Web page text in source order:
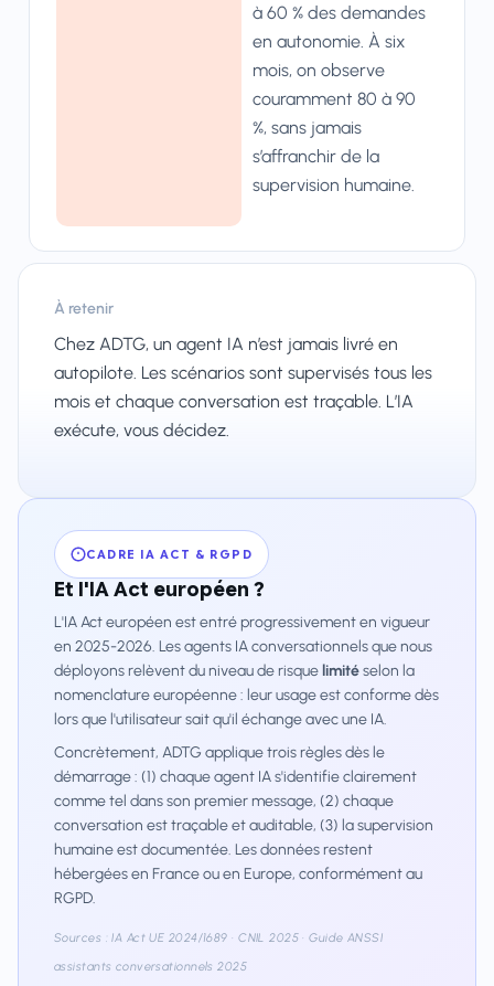
à 60 % des demandes
en autonomie. À six
mois, on observe
couramment 80 à 90
%, sans jamais
s’affranchir de la
supervision humaine.
À retenir
Chez ADTG, un agent IA n’est jamais livré en
autopilote. Les scénarios sont supervisés tous les
mois et chaque conversation est traçable. L’IA
exécute, vous décidez.
CADRE IA ACT & RGPD
Et l'IA Act européen ?
L'IA Act européen est entré progressivement en vigueur
en 2025-2026. Les agents IA conversationnels que nous
déployons relèvent du niveau de risque limitéselon la
nomenclature européenne : leur usage est conforme dès
lors que l'utilisateur sait qu'il échange avec une IA.
Concrètement, ADTG applique trois règles dès le
démarrage : (1) chaque agent IA s'identifie clairement
comme tel dans son premier message, (2) chaque
conversation est traçable et auditable, (3) la supervision
humaine est documentée. Les données restent
hébergées en France ou en Europe, conformément au
RGPD.
Sources : IA Act UE 2024/1689 · CNIL 2025 · Guide ANSSI
assistants conversationnels 2025